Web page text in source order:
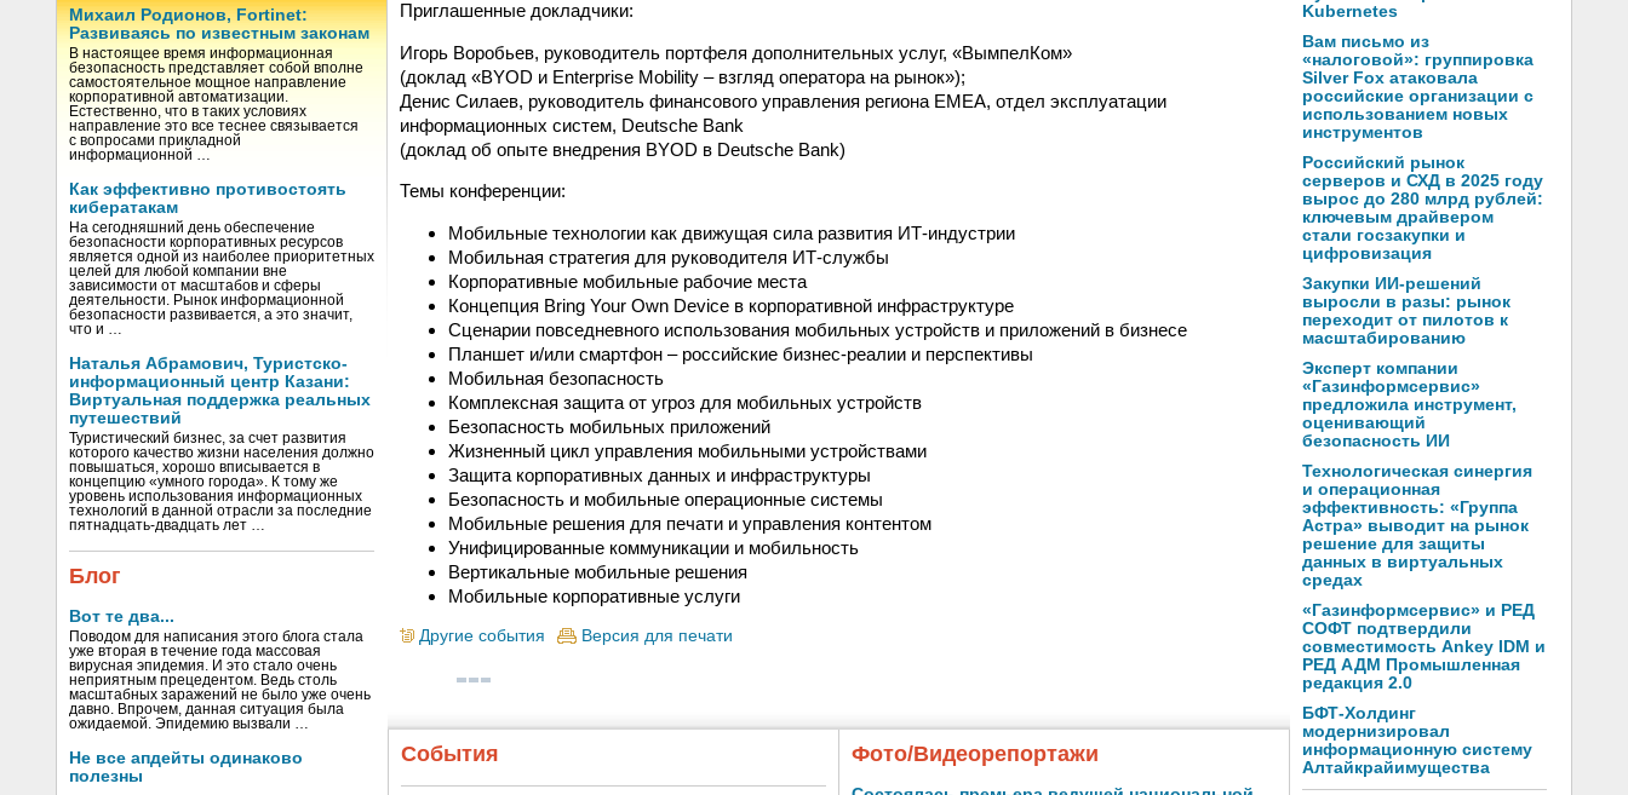
Михаил Родионов, Fortinet:
Развиваясь по известным законам
В настоящее время информационная
безопасность представляет собой вполне
самостоятельное мощное направление
корпоративной автоматизации.
Естественно, что в таких условиях
направление это все теснее связывается
с вопросами прикладной
информационной …
Как эффективно противостоять
кибератакам
На сегодняшний день обеспечение
безопасности корпоративных ресурсов
является одной из наиболее приоритетных
целей для любой компании вне
зависимости от масштабов и сферы
деятельности. Рынок информационной
безопасности развивается, а это значит,
что и …
Наталья Абрамович, Туристско-
информационный центр Казани:
Виртуальная поддержка реальных
путешествий
Туристический бизнес, за счет развития
которого качество жизни населения должно
повышаться, хорошо вписывается в
концепцию «умного города». К тому же
уровень использования информационных
технологий в данной отрасли за последние
пятнадцать-двадцать лет …
Блог
Вот те два...
Поводом для написания этого блога стала
уже вторая в течение года массовая
вирусная эпидемия. И это стало очень
неприятным прецедентом. Ведь столь
масштабных заражений не было уже очень
давно. Впрочем, данная ситуация была
ожидаемой. Эпидемию вызвали …
Не все апдейты одинаково
полезны
Приглашенные докладчики:
Игорь Воробьев, руководитель портфеля дополнительных услуг, «ВымпелКом»
(доклад «BYOD и Enterprise Mobility – взгляд оператора на рынок»);
Денис Силаев, руководитель финансового управления региона EMEA, отдел эксплуатации
информационных систем, Deutsche Bank
(доклад об опыте внедрения BYOD в Deutsche Bank)
Темы конференции:
Мобильные технологии как движущая сила развития ИТ-индустрии
Мобильная стратегия для руководителя ИТ-службы
Корпоративные мобильные рабочие места
Концепция Bring Your Own Device в корпоративной инфраструктуре
Сценарии повседневного использования мобильных устройств и приложений в бизнесе
Планшет и/или смартфон – российские бизнес-реалии и перспективы
Мобильная безопасность
Комплексная защита от угроз для мобильных устройств
Безопасность мобильных приложений
Жизненный цикл управления мобильными устройствами
Защита корпоративных данных и инфраструктуры
Безопасность и мобильные операционные системы
Мобильные решения для печати и управления контентом
Унифицированные коммуникации и мобильность
Вертикальные мобильные решения
Мобильные корпоративные услуги
Другие события Версия для печати
События Фото/Видеорепортажи
Kubernetes
Вам письмо из
«налоговой»: группировка
Silver Fox атаковала
российские организации с
использованием новых
инструментов
Российский рынок
серверов и СХД в 2025 году
вырос до 280 млрд рублей:
ключевым драйвером
стали госзакупки и
цифровизация
Закупки ИИ-решений
выросли в разы: рынок
переходит от пилотов к
масштабированию
Эксперт компании
«Газинформсервис»
предложила инструмент,
оценивающий
безопасность ИИ
Технологическая синергия
и операционная
эффективность: «Группа
Астра» выводит на рынок
решение для защиты
данных в виртуальных
средах
«Газинформсервис» и РЕД
СОФТ подтвердили
совместимость Ankey IDM и
РЕД АДМ Промышленная
редакция 2.0
БФТ-Холдинг
модернизировал
информационную систему
Алтайкрайимущества